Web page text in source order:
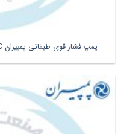
پمپ فشار قوی طبقاتی پمپیران MC